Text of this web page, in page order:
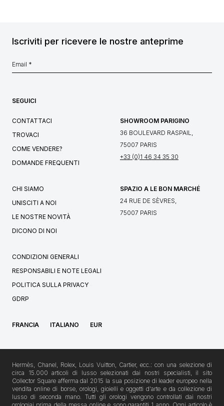
Iscriviti per ricevere le nostre anteprime
SEGUICI
CONTATTACI
TROVACI
COME VENDERE?
DOMANDE FREQUENTI
SHOWROOM PARIGINO
36 BOULEVARD RASPAIL,
75007 PARIS
+33 (0)1 46 34 35 30
CHI SIAMO
UNISCITI A NOI
LE NOSTRE NOVITÀ
DICONO DI NOI
SPAZIO A LE BON MARCHÉ
24 RUE DE SÈVRES,
75007 PARIS
CONDIZIONI GENERALI
RESPONSABILI E NOTE LEGALI
POLITICA SULLA PRIVACY
GDRP
FRANCIA ITALIANO EUR
Hermès, Chanel, Rolex, Louis Vuitton, Cartier, ecc.: con una selezione di
circa 15.000 articoli di lusso selezionati dai nostri specialisti, il sito
Collector Square afferma dal 2015 la sua posizione di leader europeo nella
vendita online di borse, orologi, gioielli e oggetti d'arte e da collezione di
lusso di seconda mano. Tutti gli orologi vengono controllati dai nostri